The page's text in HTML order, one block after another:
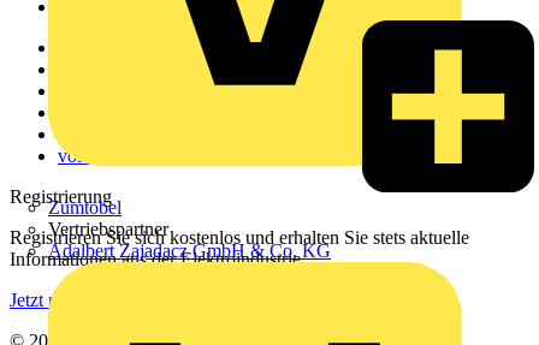
Zumtobel
Vertriebspartner
Adalbert Zajadacz GmbH & Co. KG
voltimum.com
Registrierung
Registrieren Sie sich kostenlos und erhalten Sie stets aktuelle
Informationen aus der Elektroindustrie.
Jetzt registrieren